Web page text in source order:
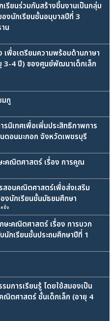
รียนร่วมกันสร้างชิ้นงานเป็นกลุ่ม
งนักเรียนชั้นอนุบาลปีที่ 3
น
พื่อเตรียมความพร้อมด้านภาษา
3-4 ปี) ของศูนย์พัฒนาเด็กเล็ก
มภู
รนิเทศเพื่อเพิ่มประสิทธิภาพการ
ดอนมะกอก จังหวัดเพชรบุรี
คณิตศาสตร์ เรื่อง การคูณ
สอนคณิตศาสตร์เพื่อส่งเสริม
งนักเรียนชั้นมัธยมศึกษา
รั้ง
ะคณิตศาสตร์ เรื่อง การบวก
นักเรียนชั้นประถมศึกษาปีที่ 1
การเรียนรู้ โดยใช้สมองเป็น
ตศาสตร์ ชั้นเด็กเล็ก (อายุ 4